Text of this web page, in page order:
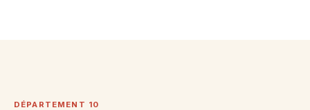
DÉPARTEMENT 10